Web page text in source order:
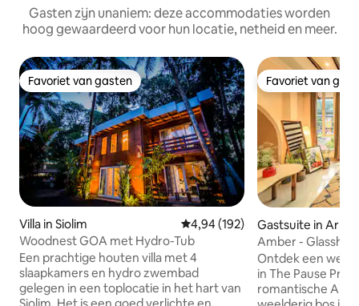
Gasten zijn unaniem: deze accommodaties worden
hoog gewaardeerd voor hun locatie, netheid en meer.
Favoriet van gasten
Favoriet van gasten
Villa in Siolim Gemiddelde beoordeling van
4,94 (192)
Woodnest GOA met Hydro-Tub
Een prachtige houten villa met 4
slaapkamers en hydro zwembad
gelegen in een toplocatie in het hart van
Favoriet van
Favoriet van
Gastsuite in
Amber -
Project pauzeren
Ontdek een
in The Pause
romantische